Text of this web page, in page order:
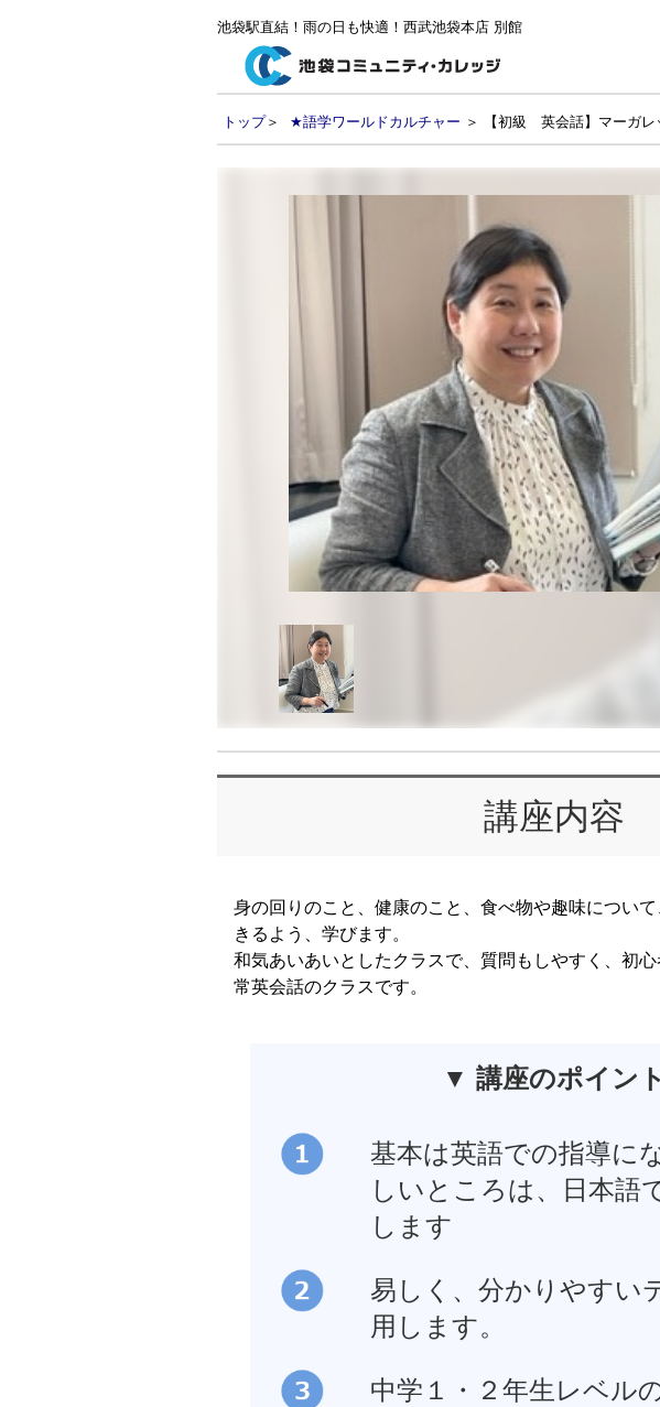
池袋駅直結！雨の日も快適！西武池袋本店 別館
トップ＞ ★語学ワールドカルチャー ＞ 【初級 英会話】マーガレ
講座内容
身の回りのこと、健康のこと、食べ物や趣味につい
きるよう、学びます。
和気あいあいとしたクラスで、質問もしやすく、初
常英会話のクラスです。
▼ 講座のポイント
基本は英語での指導に
しいところは、日本語
します
易しく、分かりやすい
用します。
中学１・２年生レベル